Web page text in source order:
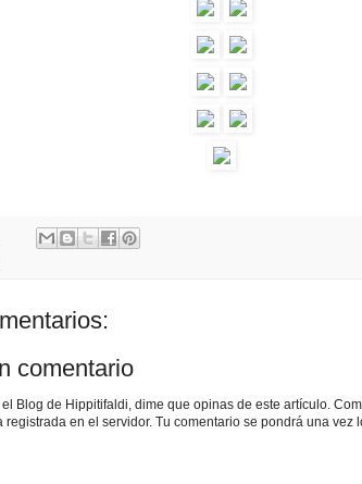
comentario
Blog de Hippitifaldi, dime que opinas de este artículo.
registrada en el servidor. Tu comentario se pondrá una vez